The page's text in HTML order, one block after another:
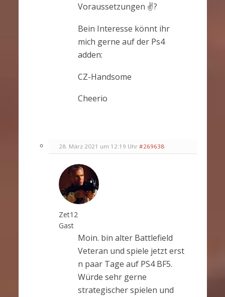
Voraussetzungen ✌?
Bein Interesse könnt ihr
mich gerne auf der Ps4
adden:
CZ-Handsome
Cheerio
28. März 2021 um 12:19 Uhr #269638
Zet12
Gast
Moin. bin alter Battlefield
Veteran und spiele jetzt erst
n paar Tage auf PS4 BF5.
Würde sehr gerne
strategischer spielen und